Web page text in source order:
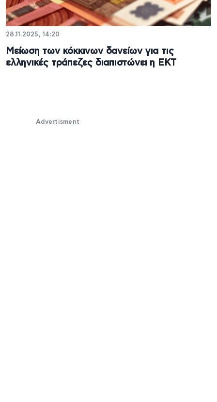
28.11.2025, 14:20
Μείωση των κόκκινων δανείων για τις
ελληνικές τράπεζες διαπιστώνει η ΕΚΤ
Advertisment